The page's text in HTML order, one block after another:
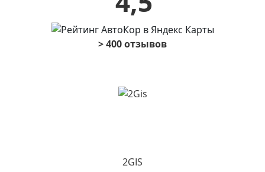
> 400 отзывов
2GIS